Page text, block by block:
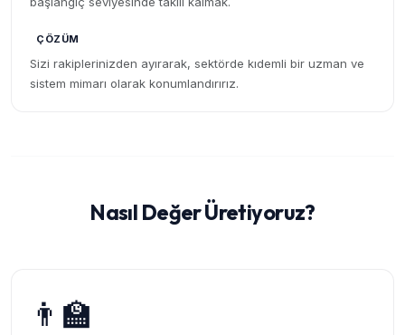
ÇÖZÜM
Sizi rakiplerinizden ayırarak, sektörde kıdemli bir uzman ve
sistem mimarı olarak konumlandırırız.
Nasıl Değer Üretiyoruz?
👨‍🏫